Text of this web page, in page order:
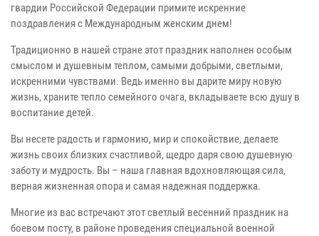
гвардии Российской Федерации примите искренние
поздравления с Международным женским днем!
Традиционно в нашей стране этот праздник наполнен особым
смыслом и душевным теплом, самыми добрыми, светлыми,
искренними чувствами. Ведь именно вы дарите миру новую
жизнь, храните тепло семейного очага, вкладываете всю душу в
воспитание детей.
Вы несете радость и гармонию, мир и спокойствие, делаете
жизнь своих близких счастливой, щедро даря свою душевную
заботу и мудрость. Вы – наша главная вдохновляющая сила,
верная жизненная опора и самая надежная поддержка.
Многие из вас встречают этот светлый весенний праздник на
боевом посту, в районе проведения специальной военной